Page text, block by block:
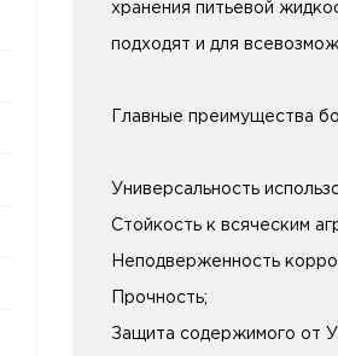
хранения питьевой
подходят и для
Главные преимущества
Универсальность
Стойкость к всяческим
Неподверженность
Прочность;
Защита содержимого от